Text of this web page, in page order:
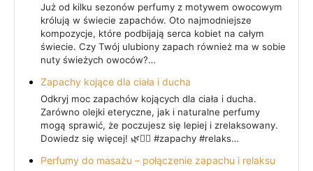
Już od kilku sezonów perfumy z motywem owocowym
królują w świecie zapachów. Oto najmodniejsze
kompozycje, które podbijają serca kobiet na całym
świecie. Czy Twój ulubiony zapach również ma w sobie
nuty świeżych owoców?…
Zapachy kojące dla ciała i ducha
Odkryj moc zapachów kojących dla ciała i ducha.
Zarówno olejki eteryczne, jak i naturalne perfumy
mogą sprawić, że poczujesz się lepiej i zrelaksowany.
Dowiedz się więcej! 🌿💆‍♀️ #zapachy #relaks…
Perfumy do masażu – połączenie zapachu i relaksu